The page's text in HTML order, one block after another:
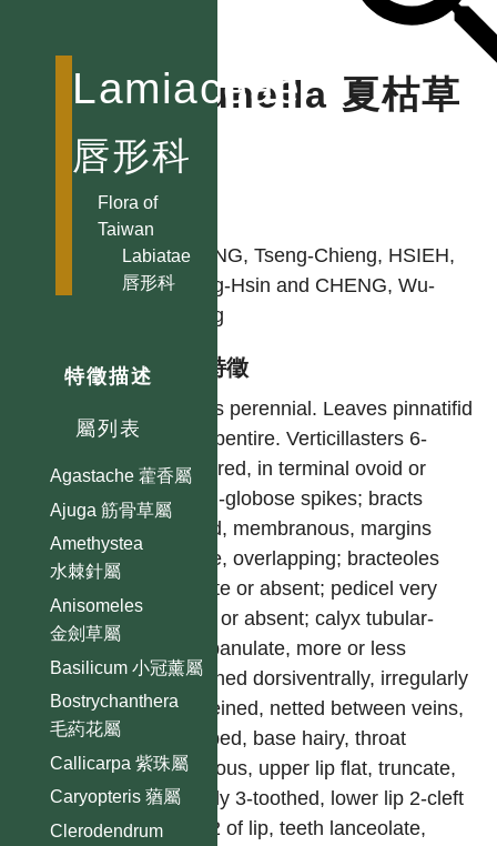
Lamiaceae
唇形科
Flora of
Taiwan
Labiatae
唇形科
特徵描述
屬列表
Agastache 藿香屬
Ajuga 筋骨草屬
Amethystea
水棘針屬
Anisomeles
金劍草屬
Basilicum 小冠薰屬
Bostrychanthera
毛葯花屬
Callicarpa 紫珠屬
Caryopteris 蕕屬
Clerodendrum
Prunella 夏枯草
屬
HUANG, Tseng-Chieng, HSIEH,
Tsung-Hsin and CHENG, Wu-
Tsang
型態特徵
Herbs perennial. Leaves pinnatifid
to subentire. Verticillasters 6-
flowered, in terminal ovoid or
ovoid-globose spikes; bracts
broad, membranous, margins
ciliate, overlapping; bracteoles
minute or absent; pedicel very
short or absent; calyx tubular-
campanulate, more or less
flattened dorsiventrally, irregularly
10-veined, netted between veins,
2-lipped, base hairy, throat
glabrous, upper lip flat, truncate,
shortly 3-toothed, lower lip 2-cleft
to 1/2 of lip, teeth lanceolate,